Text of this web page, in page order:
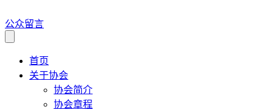
公众留言
首页
关于协会
协会简介
协会章程